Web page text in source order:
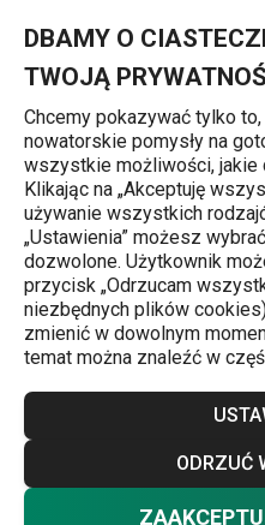
DBAMY O
TWOJĄ
Chcemy pokazywać tylko
nowatorskie pomysły na
wszystkie możliwości, jakie
Klikając na „Akceptuję
używanie wszystkich
„Ustawienia” możesz
dozwolone. Użytkownik
przycisk „Odrzucam
niezbędnych plików
zmienić w dowolnym
temat można znaleźć w
ODRZUĆ
Formy do pieczenia
Formy na
Chętnie pieczesz i
zaskoczyć gości?
tartaletki, dzięki którym
słone pyszności.
W naszej ofercie
jakości powłoką
które wyjątkowo łatwo